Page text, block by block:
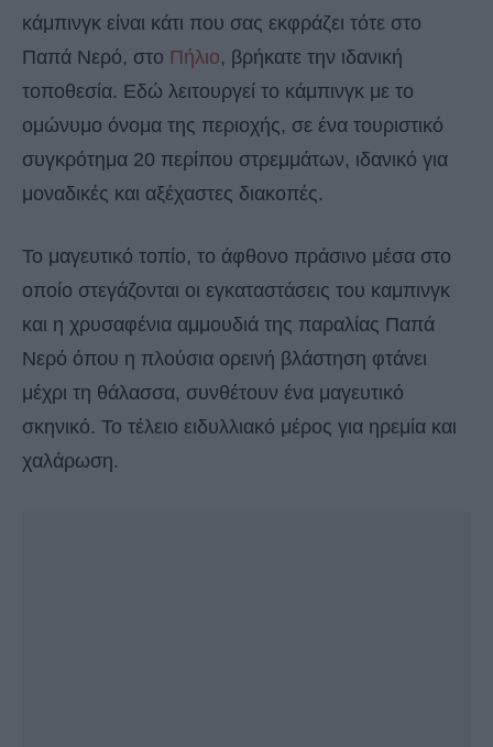
κάμπινγκ είναι κάτι που σας εκφράζει τότε στο
Παπά Νερό, στο Πήλιο, βρήκατε την ιδανική
τοποθεσία. Εδώ λειτουργεί το κάμπινγκ με το
ομώνυμο όνομα της περιοχής, σε ένα τουριστικό
συγκρότημα 20 περίπου στρεμμάτων, ιδανικό για
μοναδικές και αξέχαστες διακοπές.
Το μαγευτικό τοπίο, το άφθονο πράσινο μέσα στο
οποίο στεγάζονται οι εγκαταστάσεις του καμπινγκ
και η χρυσαφένια αμμουδιά της παραλίας Παπά
Νερό όπου η πλούσια ορεινή βλάστηση φτάνει
μέχρι τη θάλασσα, συνθέτουν ένα μαγευτικό
σκηνικό. Το τέλειο ειδυλλιακό μέρος για ηρεμία και
χαλάρωση.